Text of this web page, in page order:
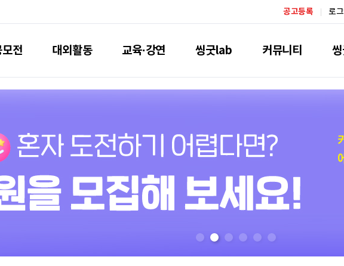
공고등록 로
모전 대외활동 교육·강연 씽굿lab 커뮤니티 씽